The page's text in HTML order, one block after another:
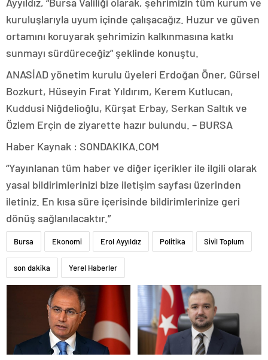
kuruluşlarıyla uyum içinde çalışacağız. Huzur ve güven
ortamını koruyarak şehrimizin kalkınmasına katkı
sunmayı sürdüreceğiz” şeklinde konuştu.
ANASİAD yönetim kurulu üyeleri Erdoğan Öner, Gürsel
Bozkurt, Hüseyin Fırat Yıldırım, Kerem Kutlucan,
Kuddusi Niğdelioğlu, Kürşat Erbay, Serkan Saltık ve
Özlem Erçin de ziyarette hazır bulundu. – BURSA
Haber Kaynak : SONDAKIKA.COM
“Yayınlanan tüm haber ve diğer içerikler ile ilgili olarak
yasal bildirimlerinizi bize iletişim sayfası üzerinden
iletiniz. En kısa süre içerisinde bildirimlerinize geri
dönüş sağlanılacaktır.”
Bursa Ekonomi Erol Ayyıldız Politika Sivil Toplum
son dakika Yerel Haberler